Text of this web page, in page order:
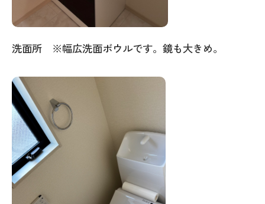
洗面所 ※幅広洗面ボウルです。鏡も大きめ。